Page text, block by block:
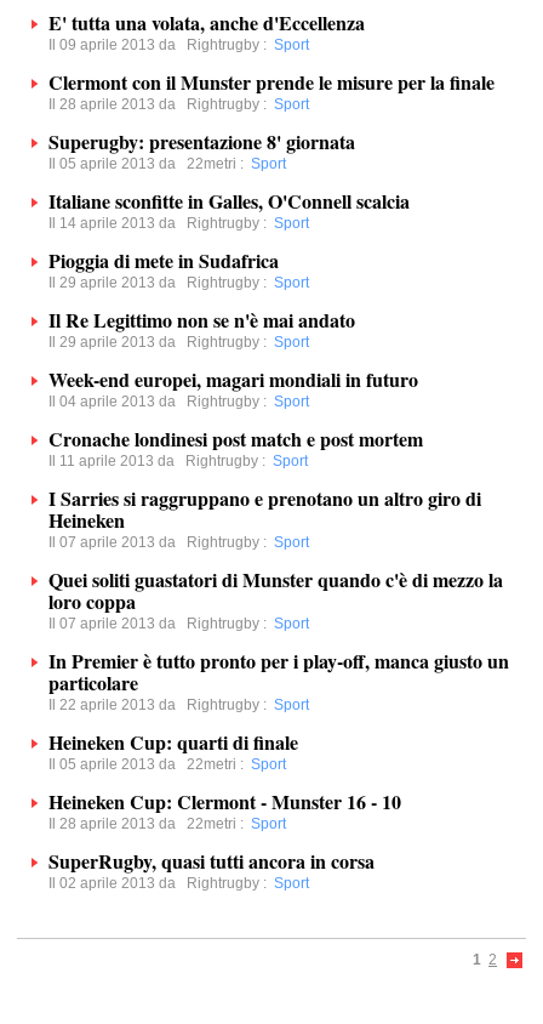
E' tutta una volata, anche d'Eccellenza
Il 09 aprile 2013 da Rightrugby : Sport
Clermont con il Munster prende le misure per la finale
Il 28 aprile 2013 da Rightrugby : Sport
Superugby: presentazione 8' giornata
Il 05 aprile 2013 da 22metri : Sport
Italiane sconfitte in Galles, O'Connell scalcia
Il 14 aprile 2013 da Rightrugby : Sport
Pioggia di mete in Sudafrica
Il 29 aprile 2013 da Rightrugby : Sport
Il Re Legittimo non se n'è mai andato
Il 29 aprile 2013 da Rightrugby : Sport
Week-end europei, magari mondiali in futuro
Il 04 aprile 2013 da Rightrugby : Sport
Cronache londinesi post match e post mortem
Il 11 aprile 2013 da Rightrugby : Sport
I Sarries si raggruppano e prenotano un altro giro di
Heineken
Il 07 aprile 2013 da Rightrugby : Sport
Quei soliti guastatori di Munster quando c'è di mezzo la
loro coppa
Il 07 aprile 2013 da Rightrugby : Sport
In Premier è tutto pronto per i play-off, manca giusto un
particolare
Il 22 aprile 2013 da Rightrugby : Sport
Heineken Cup: quarti di finale
Il 05 aprile 2013 da 22metri : Sport
Heineken Cup: Clermont - Munster 16 - 10
Il 28 aprile 2013 da 22metri : Sport
SuperRugby, quasi tutti ancora in corsa
Il 02 aprile 2013 da Rightrugby : Sport
1 2